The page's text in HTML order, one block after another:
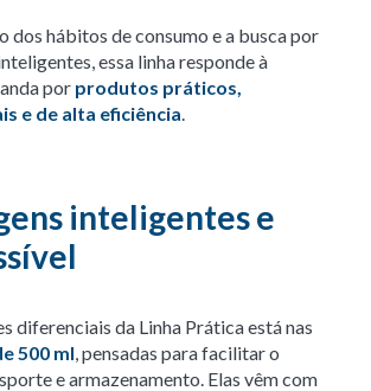
dos hábitos de consumo e a busca por
essa linha responde à
por produtos práticos,
e de alta eficiência.
inteligentes e
diferenciais da Linha Prática está nas
500 ml , pensadas para facilitar o
e armazenamento. Elas vêm com